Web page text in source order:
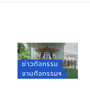
ข่าวกิจกรรม
งานกิจกรรมฯ